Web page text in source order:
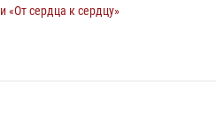
«От сердца к сердцу»